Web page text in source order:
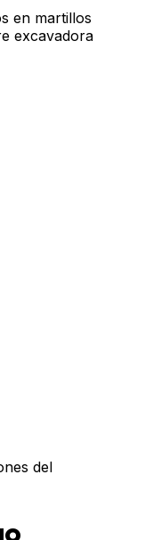
en martillos
excavadora
del